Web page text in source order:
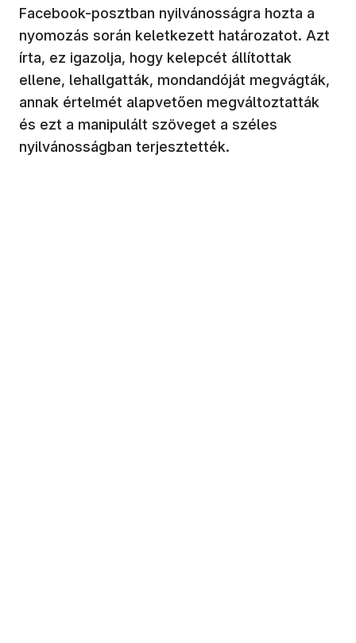
Facebook-posztban nyilvánosságra hozta a
nyomozás során keletkezett határozatot. Azt
írta, ez igazolja, hogy kelepcét állítottak
ellene, lehallgatták, mondandóját megvágták,
annak értelmét alapvetően megváltoztatták
és ezt a manipulált szöveget a széles
nyilvánosságban terjesztették.